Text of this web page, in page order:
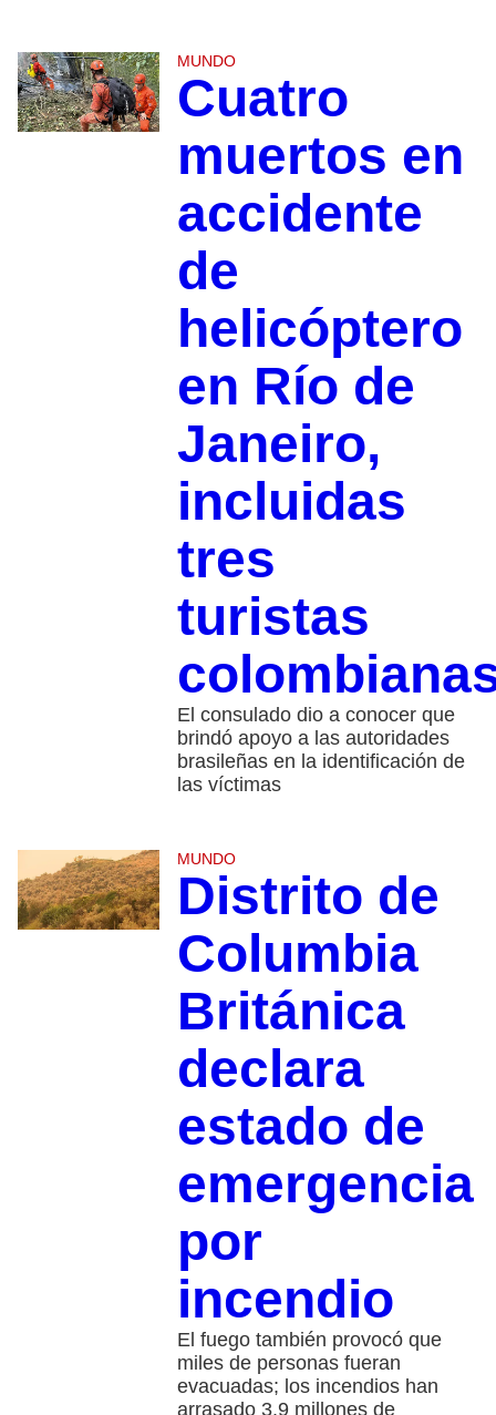
MUNDO
Cuatro
muertos en
accidente
de
helicóptero
en Río de
Janeiro,
incluidas
tres
turistas
El consulado dio a conocer que
brindó apoyo a las autoridades
brasileñas en la identificación de
las víctimas
MUNDO
Distrito de
Columbia
Británica
declara
estado de
emergencia
por
incendio
El fuego también provocó que
miles de personas fueran
evacuadas; los incendios han
arrasado 3.9 millones de